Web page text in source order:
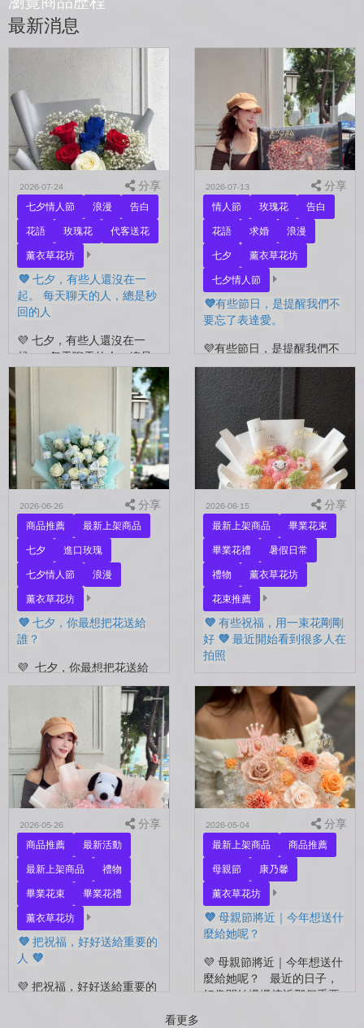
最新消息
2026-07-24 分享
七夕情人節 浪漫
告白
花語
玫瑰花
代客送花
薰衣草花坊
💜 七夕，有些人還沒在一
起。 每天聊天的人，總是秒
回的人
💜 七夕，有些人還沒在一
起。 每天聊天的人，總是
秒回的人， 會記得你愛喝什
麼、喜歡什麼的人。 你們
沒有說過喜歡，卻早已習慣
彼此存在。 七夕快到...
2026-07-13 分享
情人節 玫瑰花
告白
花語
求婚
浪漫
七夕
薰衣草花坊
七夕情人節
💜有些節日，是提醒我們不
要忘了表達愛。
💜有些節日，是提醒我們不
要忘了表達愛。 平常的日
子，總是忙著工作、忙著生
活。 那些想說的謝謝、想
說的辛苦了、想說的我愛
你。 常常就這樣，留到了
下...
2026-06-26 分享
商品推薦
最新上架商品
七夕
進口玫瑰
七夕情人節
浪漫
薰衣草花坊
💜 七夕，你最想把花送給
誰？
💜 七夕，你最想把花送給
誰？ 是陪你走過每一天的
另一半，是一直默默支持你
的家人，還是那個努力生活
的自己？ 花，不一定要等
到特別的人才能收到。...
2026-06-15 分享
最新上架商品
畢業花束
畢業花禮
暑假日常
禮物
薰衣草花坊
花束推薦
💜 有些祝福，用一束花剛剛
好 💜 最近開始看到很多人在
拍照
💜 有些祝福，用一束花剛剛
好 💜 最近開始看到很多人
在拍照📷 穿著學士服、抱著
花束，笑著紀錄這段重要的
時光🤍 一路走到現在，一
定有很多不容易。 熬過考
試...
2026-05-26 分享
商品推薦
最新活動
最新上架商品
禮物
畢業花束
畢業花禮
薰衣草花坊
💜 把祝福，好好送給重要的
人 💜
💜 把祝福，好好送給重要的
2026-05-04 分享
最新上架商品
商品推薦
母親節
康乃馨
薰衣草花坊
💜 母親節將近｜今年想送什
麼給她呢？
💜 母親節將近｜今年想送什
麼給她呢？ 最近的日子，
好像開始慢慢接近那個重要
看更多